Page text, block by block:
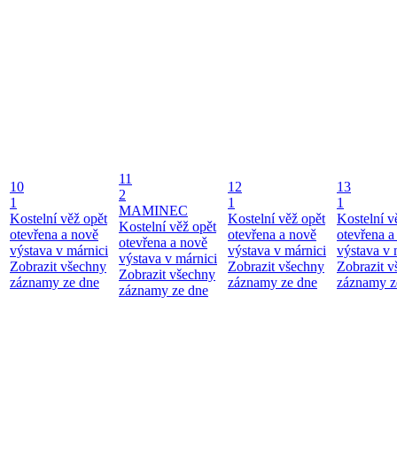
10
1
Kostelní věž opět
otevřena a nově
výstava v márnici
Zobrazit všechny
záznamy ze dne
11
2
MAMINEC
Kostelní věž opět
otevřena a nově
výstava v márnici
Zobrazit všechny
záznamy ze dne
12
1
Kostelní věž opět
otevřena a nově
výstava v márnici
Zobrazit všechny
záznamy ze dne
13
1
Kostelní
otevřena
výstava v
Zobrazit
záznamy